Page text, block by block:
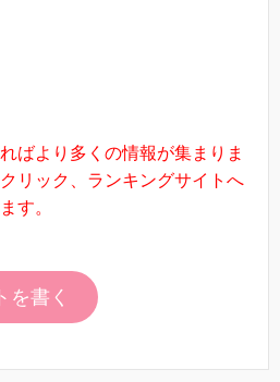
ばより多くの情報が集まりま
リック、ランキングサイトへ
す。
を書く